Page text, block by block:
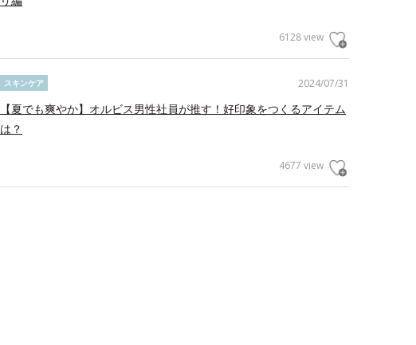
6128 view
2024/07/31
スキンケア
【夏でも爽やか】オルビス男性社員が推す！好印象をつくるアイテム
は？
4677 view